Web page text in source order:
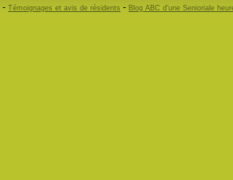
- Témoignages et avis de résidents - Blog ABC d’une Senioriale